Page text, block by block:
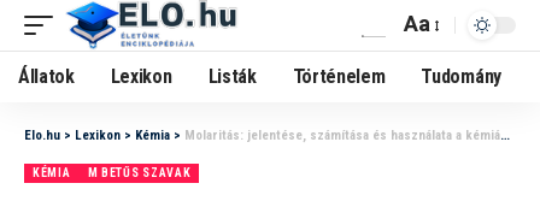
Aa
Állatok Lexikon Listák Történelem Tudomány
Elo.hu > Lexikon > Kémia > Molaritás: jelentése, számítása és használata a kémiában
KÉMIA M BETŰS SZAVAK